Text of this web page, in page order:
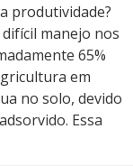
produtividade?
manejo nos
65%
em
no solo, devido
Essa